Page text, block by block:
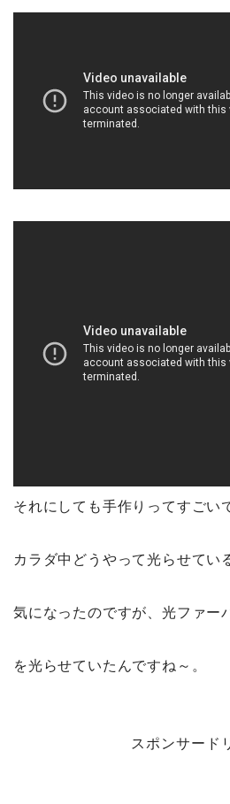
それにしても手作りってすごい
カラダ中どうやって光らせてい
気になったのですが、光ファー
を光らせていたんですね～。
スポンサード